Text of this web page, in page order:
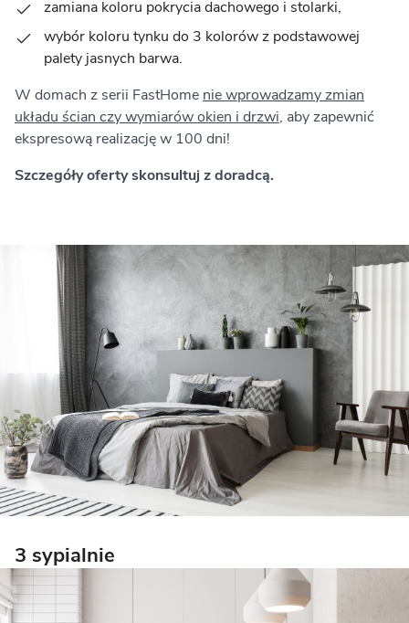
zamiana koloru pokrycia dachowego i stolarki,
wybór koloru tynku do 3 kolorów z podstawowej
palety jasnych barwa.
W domach z serii FastHome nie wprowadzamy zmian
układu ścian czy wymiarów okien i drzwi, aby zapewnić
ekspresową realizację w 100 dni!
Szczegóły oferty skonsultuj z doradcą.
3 sypialnie